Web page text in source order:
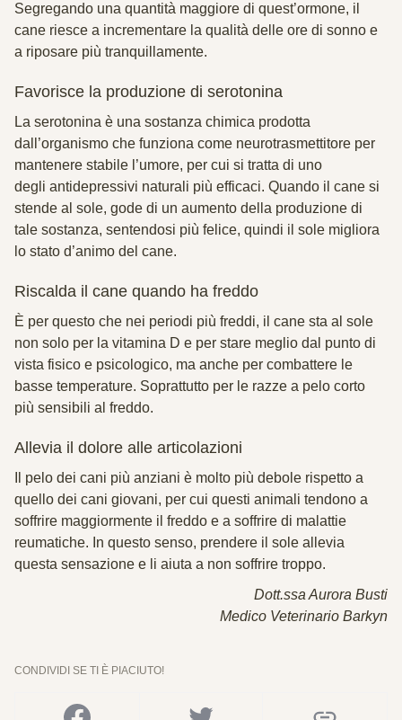
Segregando una quantità maggiore di quest’ormone, il
cane riesce a incrementare la qualità delle ore di sonno e
a riposare più tranquillamente.
Favorisce la produzione di serotonina
La serotonina è una sostanza chimica prodotta
dall’organismo che funziona come neurotrasmettitore per
mantenere stabile l’umore, per cui si tratta di uno
degli antidepressivi naturali più efficaci. Quando il cane si
stende al sole, gode di un aumento della produzione di
tale sostanza, sentendosi più felice, quindi il sole migliora
lo stato d’animo del cane.
Riscalda il cane quando ha freddo
È per questo che nei periodi più freddi, il cane sta al sole
non solo per la vitamina D e per stare meglio dal punto di
vista fisico e psicologico, ma anche per combattere le
basse temperature. Soprattutto per le razze a pelo corto
più sensibili al freddo.
Allevia il dolore alle articolazioni
Il pelo dei cani più anziani è molto più debole rispetto a
quello dei cani giovani, per cui questi animali tendono a
soffrire maggiormente il freddo e a soffrire di malattie
reumatiche. In questo senso, prendere il sole allevia
questa sensazione e li aiuta a non soffrire troppo.
Dott.ssa Aurora Busti
Medico Veterinario Barkyn
CONDIVIDI SE TI È PIACIUTO!